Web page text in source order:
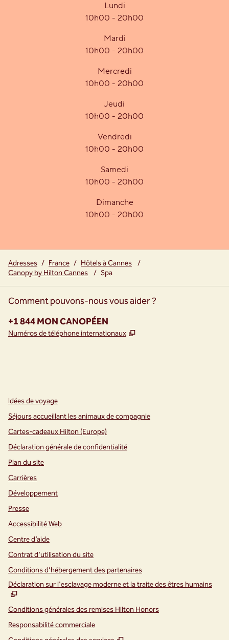
Lundi
10h00 - 20h00
Mardi
10h00 - 20h00
Mercredi
10h00 - 20h00
Jeudi
10h00 - 20h00
Vendredi
10h00 - 20h00
Samedi
10h00 - 20h00
Dimanche
10h00 - 20h00
Adresses / France / Hôtels à Cannes
/
Canopy by Hilton Cannes
/ Spa
Comment pouvons-nous vous aider ?
Téléphone :
+1 844 MON CANOPÉEN
Numéros de téléphone internationaux ,
Idées de voyage
Séjours accueillant les animaux de compagnie
Cartes-cadeaux Hilton (Europe)
Déclaration générale de confidentialité
Plan du site
Carrières
Développement
Presse
Accessibilité Web
Centre d’aide
Contrat d'utilisation du site
Conditions d’hébergement des partenaires
Déclaration sur l'esclavage moderne et la traite des êtres humains
Conditions générales des remises Hilton Honors
Responsabilité commerciale